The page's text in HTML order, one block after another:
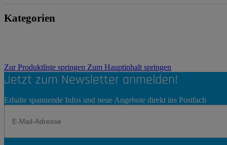
Kategorien
Zur Produktliste springen Zum Hauptinhalt springen
Jetzt zum Newsletter anmelden!
Erhalte spannende Infos und neue Angebote direkt ins Postfach